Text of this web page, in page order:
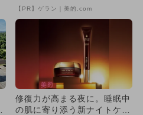
ナイトケア
【PR】ゲラン｜美的.com
修復力が高まる夜に。睡眠中
の肌に寄り添う新ナイトケア